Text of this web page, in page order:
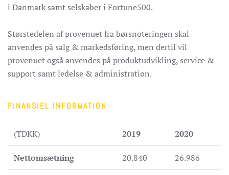
i Danmark samt selskaber i Fortune500.
Størstedelen af provenuet fra børsnoteringen skal
anvendes på salg & markedsføring, men dertil vil
provenuet også anvendes på produktudvikling, service &
support samt ledelse & administration.
FINANSIEL INFORMATION
(TDKK) 2019 2020
Nettomsætning 20.840 26.986